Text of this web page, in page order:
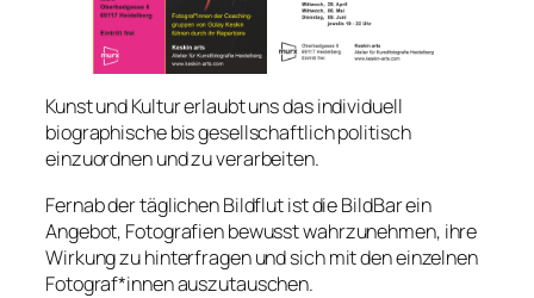
Kunst und Kultur erlaubt uns das individuell
biographische bis gesellschaftlich politisch
einzuordnen und zu verarbeiten.
Fernab der täglichen Bildflut ist die BildBar ein
Angebot, Fotografien bewusst wahrzunehmen, ihre
Wirkung zu hinterfragen und sich mit den einzelnen
Fotograf*innen auszutauschen.